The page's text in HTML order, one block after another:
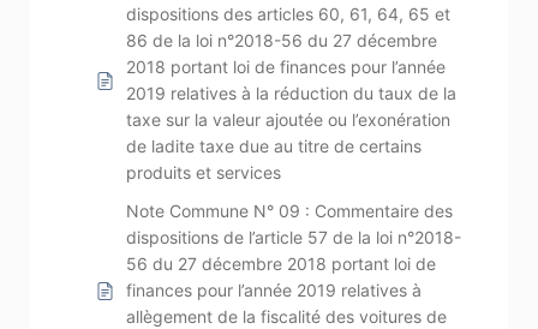
dispositions des articles 60, 61, 64, 65 et
86 de la loi n°2018-56 du 27 décembre
2018 portant loi de finances pour l’année
2019 relatives à la réduction du taux de la
taxe sur la valeur ajoutée ou l’exonération
de ladite taxe due au titre de certains
produits et services
Note Commune N° 09 : Commentaire des
dispositions de l’article 57 de la loi n°2018-
56 du 27 décembre 2018 portant loi de
finances pour l’année 2019 relatives à
allègement de la fiscalité des voitures de